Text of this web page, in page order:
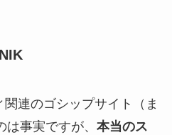
連のゴシップサイト（ま
事実ですが、 本当のス